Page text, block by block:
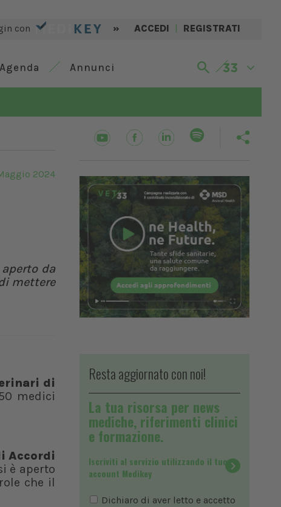
con » ACCEDI | REGISTRATI
Agenda Annunci
2024
da
mettere
di
medici
Accordi
è aperto
che il
Resta aggiornato con noi!
La tua risorsa per news
mediche, riferimenti clinici
e formazione.
Iscriviti al servizio utilizzando il tuo
account Medikey
Dichiaro di aver letto e accetto